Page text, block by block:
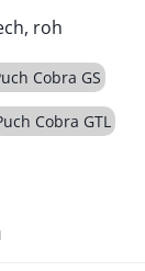
roh
Cobra GS
Cobra GTL